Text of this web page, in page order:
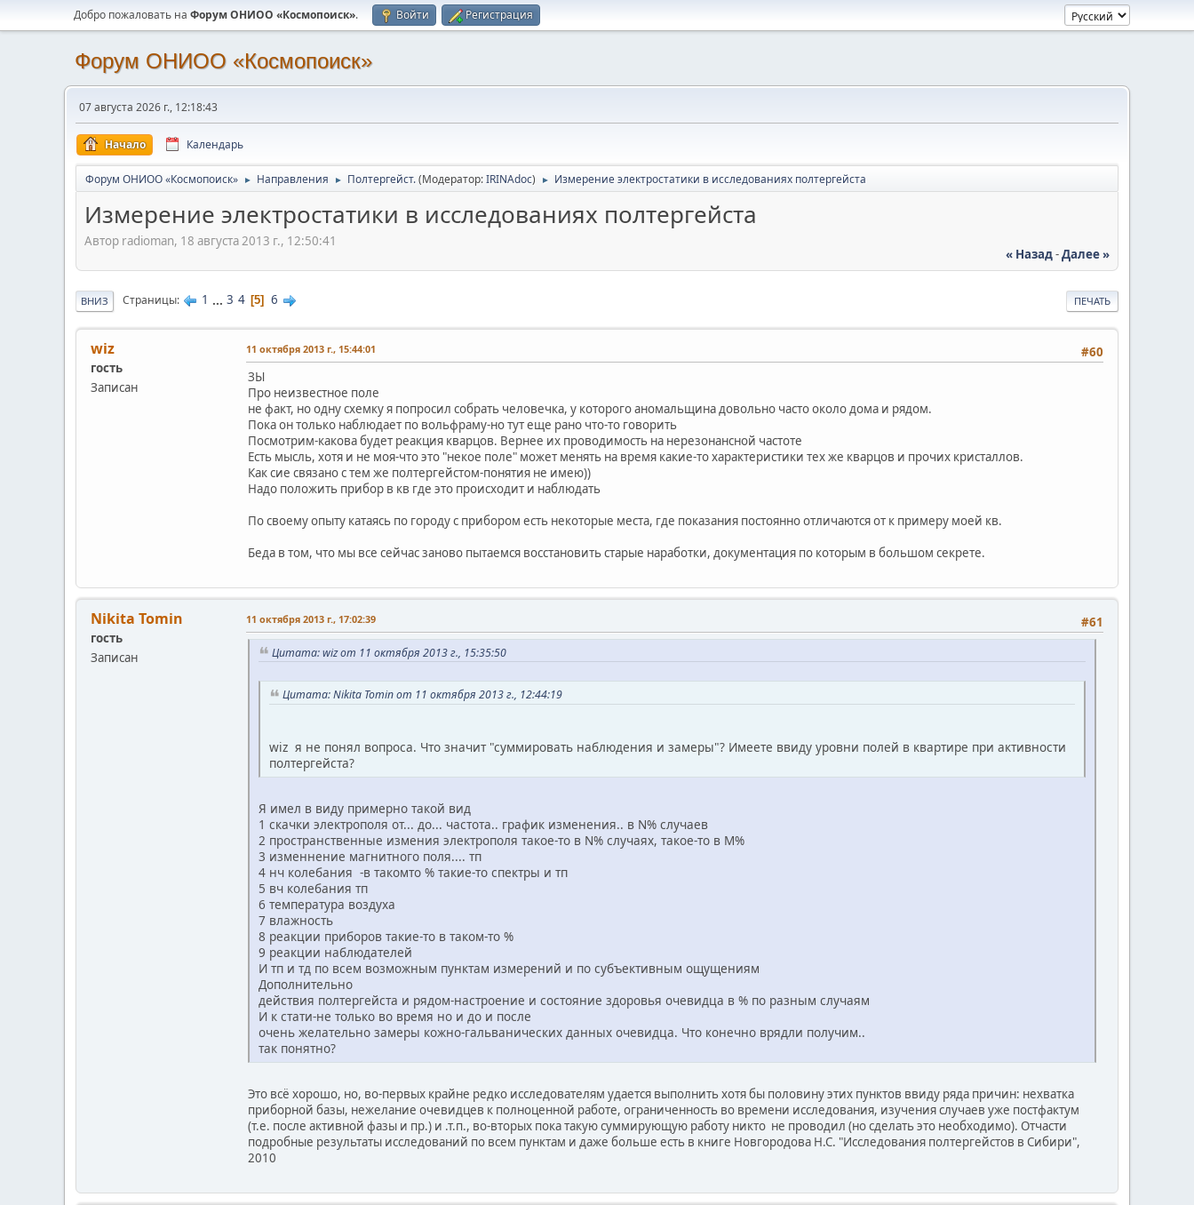
Добро пожаловать на Форум ОНИОО «Космопоиск». Войти Регистрация
Форум ОНИОО «Космопоиск»
07 августа 2026 г., 12:18:43
Начало Календарь
Форум ОНИОО «Космопоиск» ► Направления ► Полтергейст.(Модератор:IRINAdoc) ► Измерение электростатики в исследованиях полтергейста
Измерение электростатики в исследованиях полтергейста
Автор radioman, 18 августа 2013 г., 12:50:41
« Назад-Далее »
ПЕЧАТЬ
ВНИЗ Страницы 1 ... 3 4 5 6
wiz
гость
Записан
#60
11 октября 2013 г., 15:44:01
ЗЫ
Про неизвестное поле
не факт, но одну схемку я попросил собрать человечка, у которого аномальщина довольно часто около дома и рядом.
Пока он только наблюдает по вольфраму-но тут еще рано что-то говорить
Посмотрим-какова будет реакция кварцов. Вернее их проводимость на нерезонансной частоте
Есть мысль, хотя и не моя-что это "некое поле" может менять на время какие-то характеристики тех же кварцов и прочих кристаллов.
Как сие связано с тем же полтергейстом-понятия не имею))
Надо положить прибор в кв где это происходит и наблюдать
По своему опыту катаясь по городу с прибором есть некоторые места, где показания постоянно отличаются от к примеру моей кв.
Беда в том, что мы все сейчас заново пытаемся восстановить старые наработки, документация по которым в большом секрете.
Nikita Tomin
гость
Записан
#61
11 октября 2013 г., 17:02:39
Цитата: wiz от 11 октября 2013 г., 15:35:50
Цитата: Nikita Tomin от 11 октября 2013 г., 12:44:19
wiz я не понял вопроса. Что значит "суммировать наблюдения и замеры"? Имеете ввиду уровни полей в квартире при активности
полтергейста?
Я имел в виду примерно такой вид
1 скачки электрополя от... до... частота.. график изменения.. в N% случаев
2 пространственные измения электрополя такое-то в N% случаях, такое-то в M%
3 изменнение магнитного поля.... тп
4 нч колебания -в такомто % такие-то спектры и тп
5 вч колебания тп
6 температура воздуха
7 влажность
8 реакции приборов такие-то в таком-то %
9 реакции наблюдателей
И тп и тд по всем возможным пунктам измерений и по субъективным ощущениям
Дополнительно
действия полтергейста и рядом-настроение и состояние здоровья очевидца в % по разным случаям
И к стати-не только во время но и до и после
очень желательно замеры кожно-гальванических данных очевидца. Что конечно врядли получим..
так понятно?
Это всё хорошо, но, во-первых крайне редко исследователям удается выполнить хотя бы половину этих пунктов ввиду ряда причин: нехватка
приборной базы, нежелание очевидцев к полноценной работе, ограниченность во времени исследования, изучения случаев уже постфактум
(т.е. после активной фазы и пр.) и .т.п., во-вторых пока такую суммирующую работу никто не проводил (но сделать это необходимо). Отчасти
подробные результаты исследований по всем пунктам и даже больше есть в книге Новгородова Н.С. "Исследования полтергейстов в Сибири",
2010